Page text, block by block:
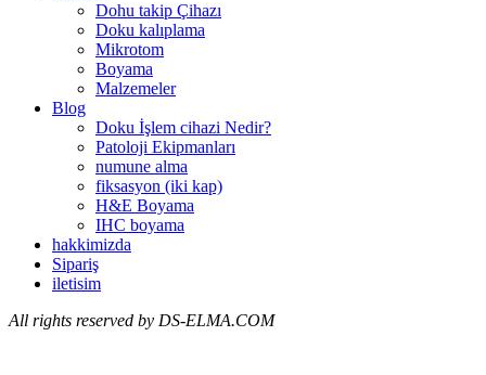
Dohu takip Çihazı
Doku kalıplama
Mikrotom
Boyama
Malzemeler
Blog
Doku İşlem cihazi Nedir?
Patoloji Ekipmanları
numune alma
fiksasyon (iki kap)
H&E Boyama
IHC boyama
hakkimizda
Sipariş
iletisim
All rights reserved by DS-ELMA.COM